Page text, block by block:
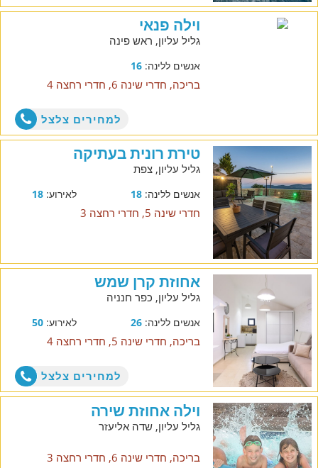
וילה פנאי
גליל עליון, ראש פינה
אנשים ללינה:16
בריכה, חדרי שינה 6, חדרי רחצה 4
למחירים צלצל
טירת רונית בעתיקה
גליל עליון, צפת
אנשים ללינה:18 לאירוע:18
חדרי שינה 5, חדרי רחצה 3
אחוזת קרן שמש
גליל עליון, כפר חנניה
אנשים ללינה:26 לאירוע:50
בריכה, חדרי שינה 5, חדרי רחצה 4
למחירים צלצל
וילה אחוזת שירה
גליל עליון, שדה אליעזר
בריכה, חדרי שינה 6, חדרי רחצה 3